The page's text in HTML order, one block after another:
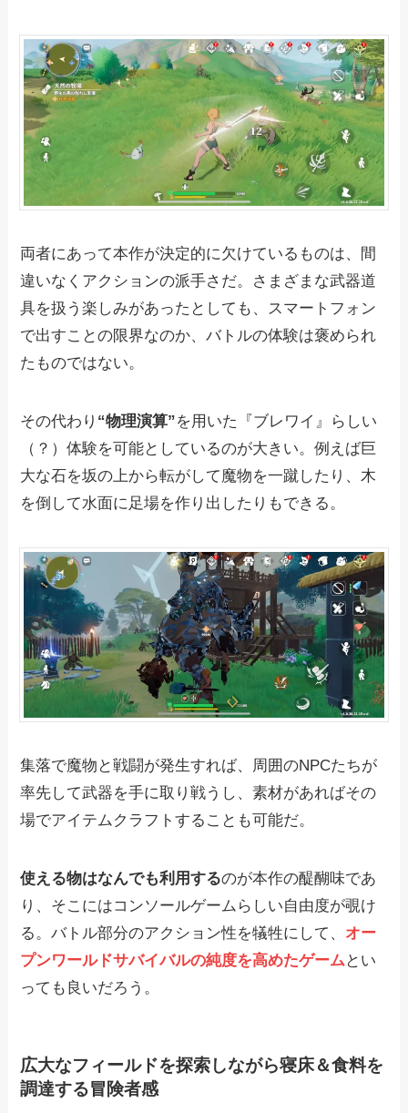
両者にあって本作が決定的に欠けているものは、間
違いなくアクションの派手さだ。さまざまな武器道
具を扱う楽しみがあったとしても、スマートフォン
で出すことの限界なのか、バトルの体験は褒められ
たものではない。
その代わり “物理演算”を用いた『ブレワイ』らしい
（？）体験を可能としているのが大きい。例えば巨
大な石を坂の上から転がして魔物を一蹴したり、木
を倒して水面に足場を作り出したりもできる。
集落で魔物と戦闘が発生すれば、周囲のNPCたちが
率先して武器を手に取り戦うし、素材があればその
場でアイテムクラフトすることも可能だ。
使える物はなんでも利用するのが本作の醍醐味であ
り、そこにはコンソールゲームらしい自由度が覗け
る。バトル部分のアクション性を犠牲にして、 オー
プンワールドサバイバルの純度を高めたゲームとい
っても良いだろう。
広大なフィールドを探索しながら寝床＆食料を
調達する冒険者感